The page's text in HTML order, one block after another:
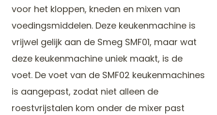
voor het kloppen, kneden en mixen van
voedingsmiddelen. Deze keukenmachine is
vrijwel gelijk aan de Smeg SMF01, maar wat
deze keukenmachine uniek maakt, is de
voet. De voet van de SMF02 keukenmachines
is aangepast, zodat niet alleen de
roestvrijstalen kom onder de mixer past